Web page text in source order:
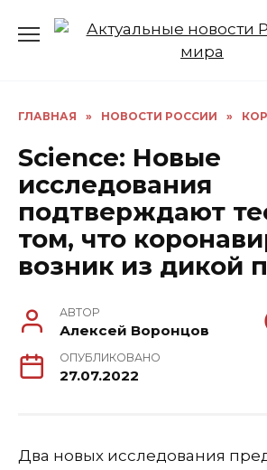
ГЛАВНАЯ » НОВОСТИ РОССИИ »
Science: Новые
исследования
подтверждают
том, что
возник из дикой
АВТОР
Алексей Воронцов
ОПУБЛИКОВАНО
27.07.2022
Два новых исследования